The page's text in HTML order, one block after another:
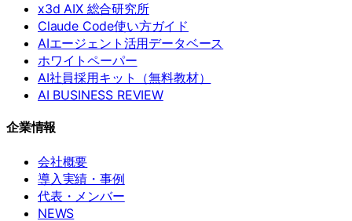
x3d AIX 総合研究所
Claude Code使い方ガイド
AIエージェント活用データベース
ホワイトペーパー
AI社員採用キット（無料教材）
AI BUSINESS REVIEW
企業情報
会社概要
導入実績・事例
代表・メンバー
NEWS